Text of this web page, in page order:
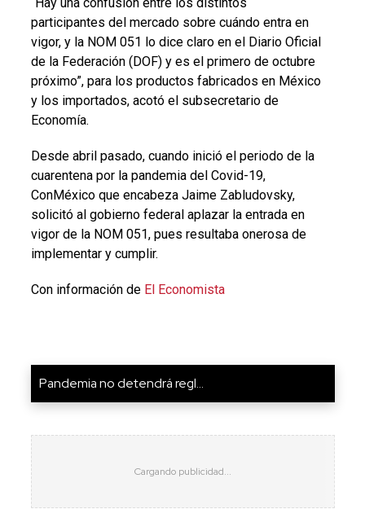
participantes del mercado sobre cuándo entra en
vigor, y la NOM 051 lo dice claro en el Diario Oficial
de la Federación (DOF) y es el primero de octubre
próximo”, para los productos fabricados en México
y los importados, acotó el subsecretario de
Economía.
Desde abril pasado, cuando inició el periodo de la
cuarentena por la pandemia del Covid-19,
ConMéxico que encabeza Jaime Zabludovsky,
solicitó al gobierno federal aplazar la entrada en
vigor de la NOM 051, pues resultaba onerosa de
implementar y cumplir.
Con información de El Economista
Pandemia no detendrá regl...